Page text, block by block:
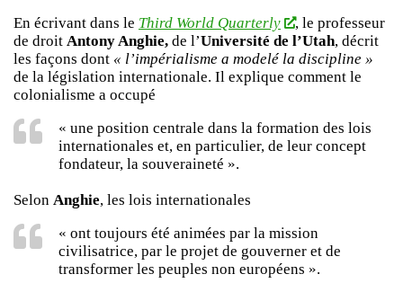
En écrivant dans le Third World Quarterly
, le professeur
de droit Antony Anghie, de l’Université de l’Utah, décrit
les façons dont « l’impérialisme a modelé la discipline »
de la législation internationale. Il explique comment le
colonialisme a occupé
« une position centrale dans la formation des lois
internationales et, en particulier, de leur concept
fondateur, la souveraineté ».
Selon Anghie, les lois internationales
« ont toujours été animées par la mission
civilisatrice, par le projet de gouverner et de
transformer les peuples non européens ».